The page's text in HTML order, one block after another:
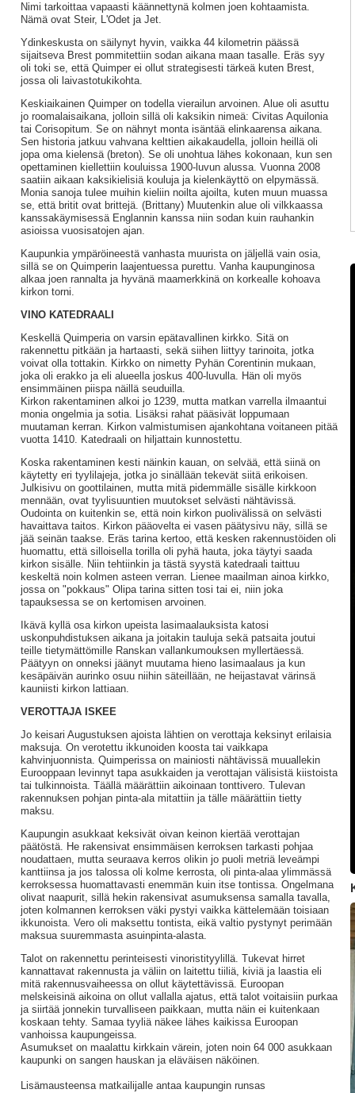
Nimi tarkoittaa vapaasti käännettynä kolmen joen kohtaamista.
Nämä ovat Steir, L'Odet ja Jet.
Ydinkeskusta on säilynyt hyvin, vaikka 44 kilometrin päässä
sijaitseva Brest pommitettiin sodan aikana maan tasalle. Eräs syy
oli toki se, että Quimper ei ollut strategisesti tärkeä kuten Brest,
jossa oli laivastotukikohta.
Keskiaikainen Quimper on todella vierailun arvoinen. Alue oli asuttu
jo roomalaisaikana, jolloin sillä oli kaksikin nimeä: Civitas Aquilonia
tai Corisopitum. Se on nähnyt monta isäntää elinkaarensa aikana.
Sen historia jatkuu vahvana kelttien aikakaudella, jolloin heillä oli
jopa oma kielensä (breton). Se oli unohtua lähes kokonaan, kun sen
opettaminen kiellettiin kouluissa 1900-luvun alussa. Vuonna 2008
saatiin aikaan kaksikielisiä kouluja ja kielenkäyttö on elpymässä.
Monia sanoja tulee muihin kieliin noilta ajoilta, kuten muun muassa
se, että britit ovat brittejä. (Brittany) Muutenkin alue oli vilkkaassa
kanssakäymisessä Englannin kanssa niin sodan kuin rauhankin
asioissa vuosisatojen ajan.
Kaupunkia ympäröineestä vanhasta muurista on jäljellä vain osia,
sillä se on Quimperin laajentuessa purettu. Vanha kaupunginosa
alkaa joen rannalta ja hyvänä maamerkkinä on korkealle kohoava
kirkon torni.
VINO KATEDRAALI
Keskellä Quimperia on varsin epätavallinen kirkko. Sitä on
rakennettu pitkään ja hartaasti, sekä siihen liittyy tarinoita, jotka
voivat olla tottakin. Kirkko on nimetty Pyhän Corentinin mukaan,
joka oli erakko ja eli alueella joskus 400-luvulla. Hän oli myös
ensimmäinen piispa näillä seuduilla.
Kirkon rakentaminen alkoi jo 1239, mutta matkan varrella ilmaantui
monia ongelmia ja sotia. Lisäksi rahat pääsivät loppumaan
muutaman kerran. Kirkon valmistumisen ajankohtana voitaneen pitää
vuotta 1410. Katedraali on hiljattain kunnostettu.
Koska rakentaminen kesti näinkin kauan, on selvää, että siinä on
käytetty eri tyylilajeja, jotka jo sinällään tekevät siitä erikoisen.
Julkisivu on goottilainen, mutta mitä pidemmälle sisälle kirkkoon
mennään, ovat tyylisuuntien muutokset selvästi nähtävissä.
Oudointa on kuitenkin se, että noin kirkon puolivälissä on selvästi
havaittava taitos. Kirkon pääovelta ei vasen päätysivu näy, sillä se
jää seinän taakse. Eräs tarina kertoo, että kesken rakennustöiden oli
huomattu, että silloisella torilla oli pyhä hauta, joka täytyi saada
kirkon sisälle. Niin tehtiinkin ja tästä syystä katedraali taittuu
keskeltä noin kolmen asteen verran. Lienee maailman ainoa kirkko,
jossa on "pokkaus" Olipa tarina sitten tosi tai ei, niin joka
tapauksessa se on kertomisen arvoinen.
Ikävä kyllä osa kirkon upeista lasimaalauksista katosi
uskonpuhdistuksen aikana ja joitakin tauluja sekä patsaita joutui
teille tietymättömille Ranskan vallankumouksen myllertäessä.
Päätyyn on onneksi jäänyt muutama hieno lasimaalaus ja kun
kesäpäivän aurinko osuu niihin säteillään, ne heijastavat värinsä
kauniisti kirkon lattiaan.
VEROTTAJA ISKEE
Jo keisari Augustuksen ajoista lähtien on verottaja keksinyt erilaisia
maksuja. On verotettu ikkunoiden koosta tai vaikkapa
kahvinjuonnista. Quimperissa on mainiosti nähtävissä muuallekin
Eurooppaan levinnyt tapa asukkaiden ja verottajan välisistä kiistoista
tai tulkinnoista. Täällä määrättiin aikoinaan tonttivero. Tulevan
rakennuksen pohjan pinta-ala mitattiin ja tälle määrättiin tietty
maksu.
Kaupungin asukkaat keksivät oivan keinon kiertää verottajan
päätöstä. He rakensivat ensimmäisen kerroksen tarkasti pohjaa
noudattaen, mutta seuraava kerros olikin jo puoli metriä leveämpi
kanttiinsa ja jos talossa oli kolme kerrosta, oli pinta-alaa ylimmässä
kerroksessa huomattavasti enemmän kuin itse tontissa. Ongelmana
olivat naapurit, sillä hekin rakensivat asumuksensa samalla tavalla,
joten kolmannen kerroksen väki pystyi vaikka kättelemään toisiaan
ikkunoista. Vero oli maksettu tontista, eikä valtio pystynyt perimään
maksua suuremmasta asuinpinta-alasta.
Talot on rakennettu perinteisesti vinoristityylillä. Tukevat hirret
kannattavat rakennusta ja väliin on laitettu tiiliä, kiviä ja laastia eli
mitä rakennusvaiheessa on ollut käytettävissä. Euroopan
melskeisinä aikoina on ollut vallalla ajatus, että talot voitaisiin purkaa
ja siirtää jonnekin turvalliseen paikkaan, mutta näin ei kuitenkaan
koskaan tehty. Samaa tyyliä näkee lähes kaikissa Euroopan
vanhoissa kaupungeissa.
Asumukset on maalattu kirkkain värein, joten noin 64 000 asukkaan
kaupunki on sangen hauskan ja eläväisen näköinen.
Lisämausteensa matkailijalle antaa kaupungin runsas